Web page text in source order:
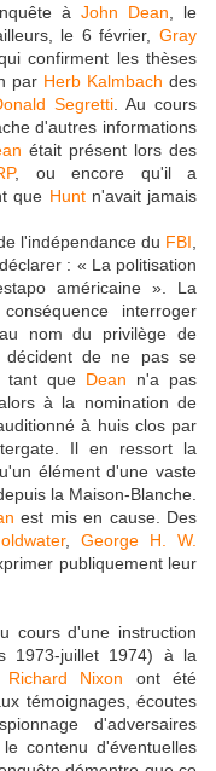
à John Dean , le
le 6 février, Gray
confirment les thèses
par Herb Kalmbach des
Segretti . Au cours
d'autres informations
était présent lors des
, ou encore qu'il a
que Huntn'avait jamais
l'indépendance du FBI
: « La politisation
américaine ». La
interroger
nom du privilège de
décident de ne pas se
tant que Dean n'a pas
à la nomination de
à huis clos par
Il en ressort la
élément d'une vaste
la Maison-Blanche.
est mis en cause. Des
,George H. W.
publiquement leur
cours d'une instruction
1973-juillet 1974) à la
Richard Nixon ont été
témoignages, écoutes
d'adversaires
contenu d'éventuelles